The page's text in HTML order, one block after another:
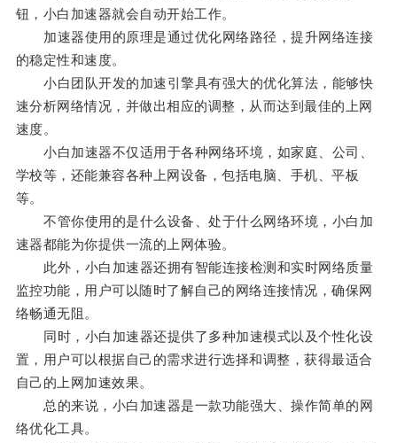
钮，小白加速器就会自动开始工作。
加速器使用的原理是通过优化网络路径，提升网络连接
的稳定性和速度。
小白团队开发的加速引擎具有强大的优化算法，能够快
速分析网络情况，并做出相应的调整，从而达到最佳的上网
速度。
小白加速器不仅适用于各种网络环境，如家庭、公司、
学校等，还能兼容各种上网设备，包括电脑、手机、平板
等。
不管你使用的是什么设备、处于什么网络环境，小白加
速器都能为你提供一流的上网体验。
此外，小白加速器还拥有智能连接检测和实时网络质量
监控功能，用户可以随时了解自己的网络连接情况，确保网
络畅通无阻。
同时，小白加速器还提供了多种加速模式以及个性化设
置，用户可以根据自己的需求进行选择和调整，获得最适合
自己的上网加速效果。
总的来说，小白加速器是一款功能强大、操作简单的网
络优化工具。